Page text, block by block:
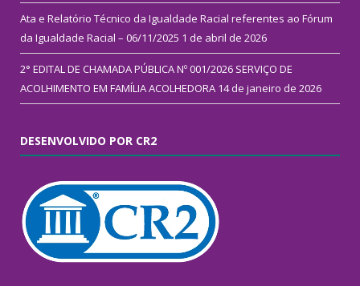
Ata e Relatório Técnico da Igualdade Racial referentes ao Fórum
da Igualdade Racial – 06/11/2025 1 de abril de 2026
2° EDITAL DE CHAMADA PÚBLICA Nº 001/2026 SERVIÇO DE
ACOLHIMENTO EM FAMÍLIA ACOLHEDORA 14 de janeiro de 2026
DESENVOLVIDO POR CR2